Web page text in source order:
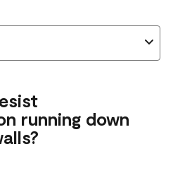
running down